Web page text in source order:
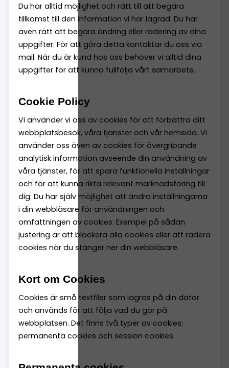
Du har alltid möjlighet och rätt till att begära
tillkomst till den information vi har lagrad. Du har
även rätt att begära ändring eller radering av dina
uppgifter. För att göra detta kontaktar du oss via
mail. När du är kund hos oss behöver vi alltid dina
uppgifter för att kunna fullfölja vårt samarbete.
Cookie Policy
Vi använder vi oss av cookies för att förbättra ditt
webbplatsbesök, våra tjänster och vår hemsida. Vi
använder oss även av cookies för övergripande
analytisk information avseende din användning av
våra tjänster, för att spara funktionella inställningar
och för att kunna rikta relevant marknadsföring till
dig. Du har själv möjlighet att ändra inställningarna
i din webbläsare för användningen och
omfattningen av cookies. Exempel på sådan
justering är att blockera alla cookies eller att radera
cookies när du stänger ner din webbläsare.
Kort om Cookies
Cookies är små textfiler som lagras på din dator
och används för att följa vad du gör på
webbplatsen. Det finns två typer av cookies;
permanenta cookies och session cookies.